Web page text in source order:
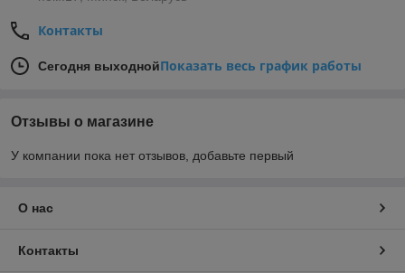
Контакты
Сегодня выходнойПоказать весь график работы
Отзывы о магазине
У компании пока нет отзывов, добавьте первый
О нас
Контакты